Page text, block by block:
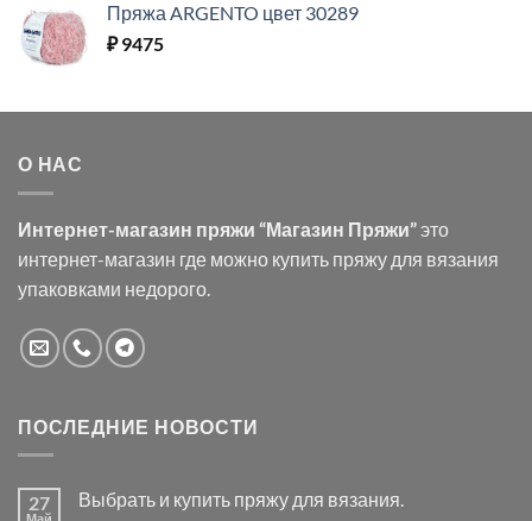
Пряжа ARGENTO цвет 30289
₽9475
О НАС
Интернет-магазин пряжи “Магазин Пряжи”это
интернет-магазин где можно купить пряжу для вязания
упаковками недорого.
ПОСЛЕДНИЕ НОВОСТИ
27 Выбрать и купить пряжу для вязания.